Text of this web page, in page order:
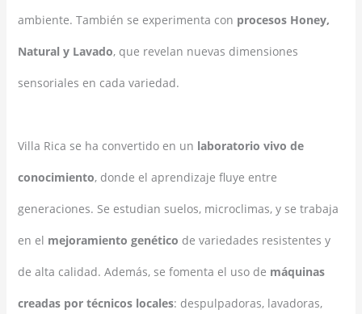
ambiente. También se experimenta con procesos Honey,
Natural y Lavado, que revelan nuevas dimensiones
sensoriales en cada variedad.
Villa Rica se ha convertido en un laboratorio vivo de
conocimiento, donde el aprendizaje fluye entre
generaciones. Se estudian suelos, microclimas, y se trabaja
en el mejoramiento genético de variedades resistentes y
de alta calidad. Además, se fomenta el uso de máquinas
creadas por técnicos locales: despulpadoras, lavadoras,